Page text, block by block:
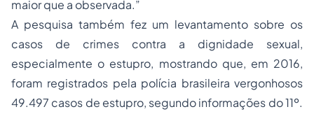
maior que a observada.”
A pesquisa também fez um levantamento sobre os
casos de crimes contra a dignidade sexual,
especialmente o estupro, mostrando que, em 2016,
foram registrados pela polícia brasileira vergonhosos
49.497 casos de estupro, segundo informações do 11º.